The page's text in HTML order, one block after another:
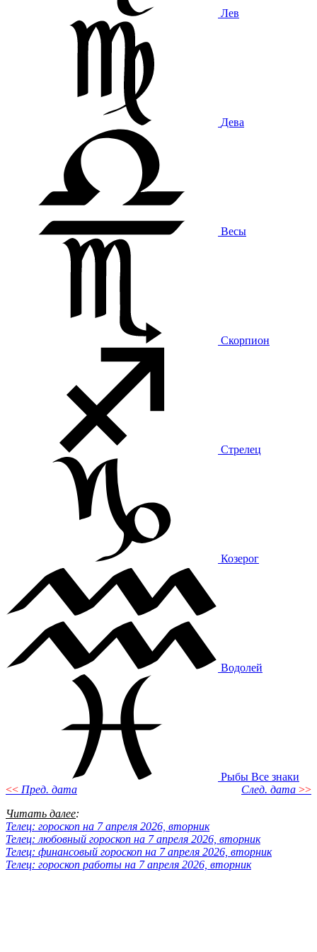
Лев
Дева
Весы
Скорпион
Стрелец
Козерог
Водолей
Рыбы Все знаки
<< Пред. дата След. дата >>
Читать далее:
Телец: гороскоп на 7 апреля 2026, вторник
Телец: любовный гороскоп на 7 апреля 2026, вторник
Телец: финансовый гороскоп на 7 апреля 2026, вторник
Телец: гороскоп работы на 7 апреля 2026, вторник